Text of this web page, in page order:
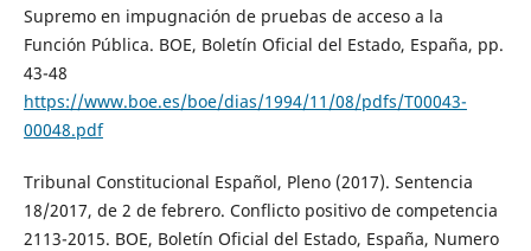
Supremo en impugnación de pruebas de acceso a la
Función Pública. BOE, Boletín Oficial del Estado, España, pp.
43-48
https://www.boe.es/boe/dias/1994/11/08/pdfs/T00043-
00048.pdf
Tribunal Constitucional Español, Pleno (2017). Sentencia
18/2017, de 2 de febrero. Conflicto positivo de competencia
2113-2015. BOE, Boletín Oficial del Estado, España, Numero